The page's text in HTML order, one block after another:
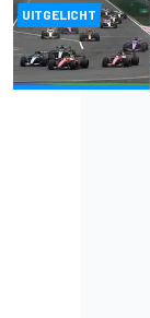
UITGELICHT